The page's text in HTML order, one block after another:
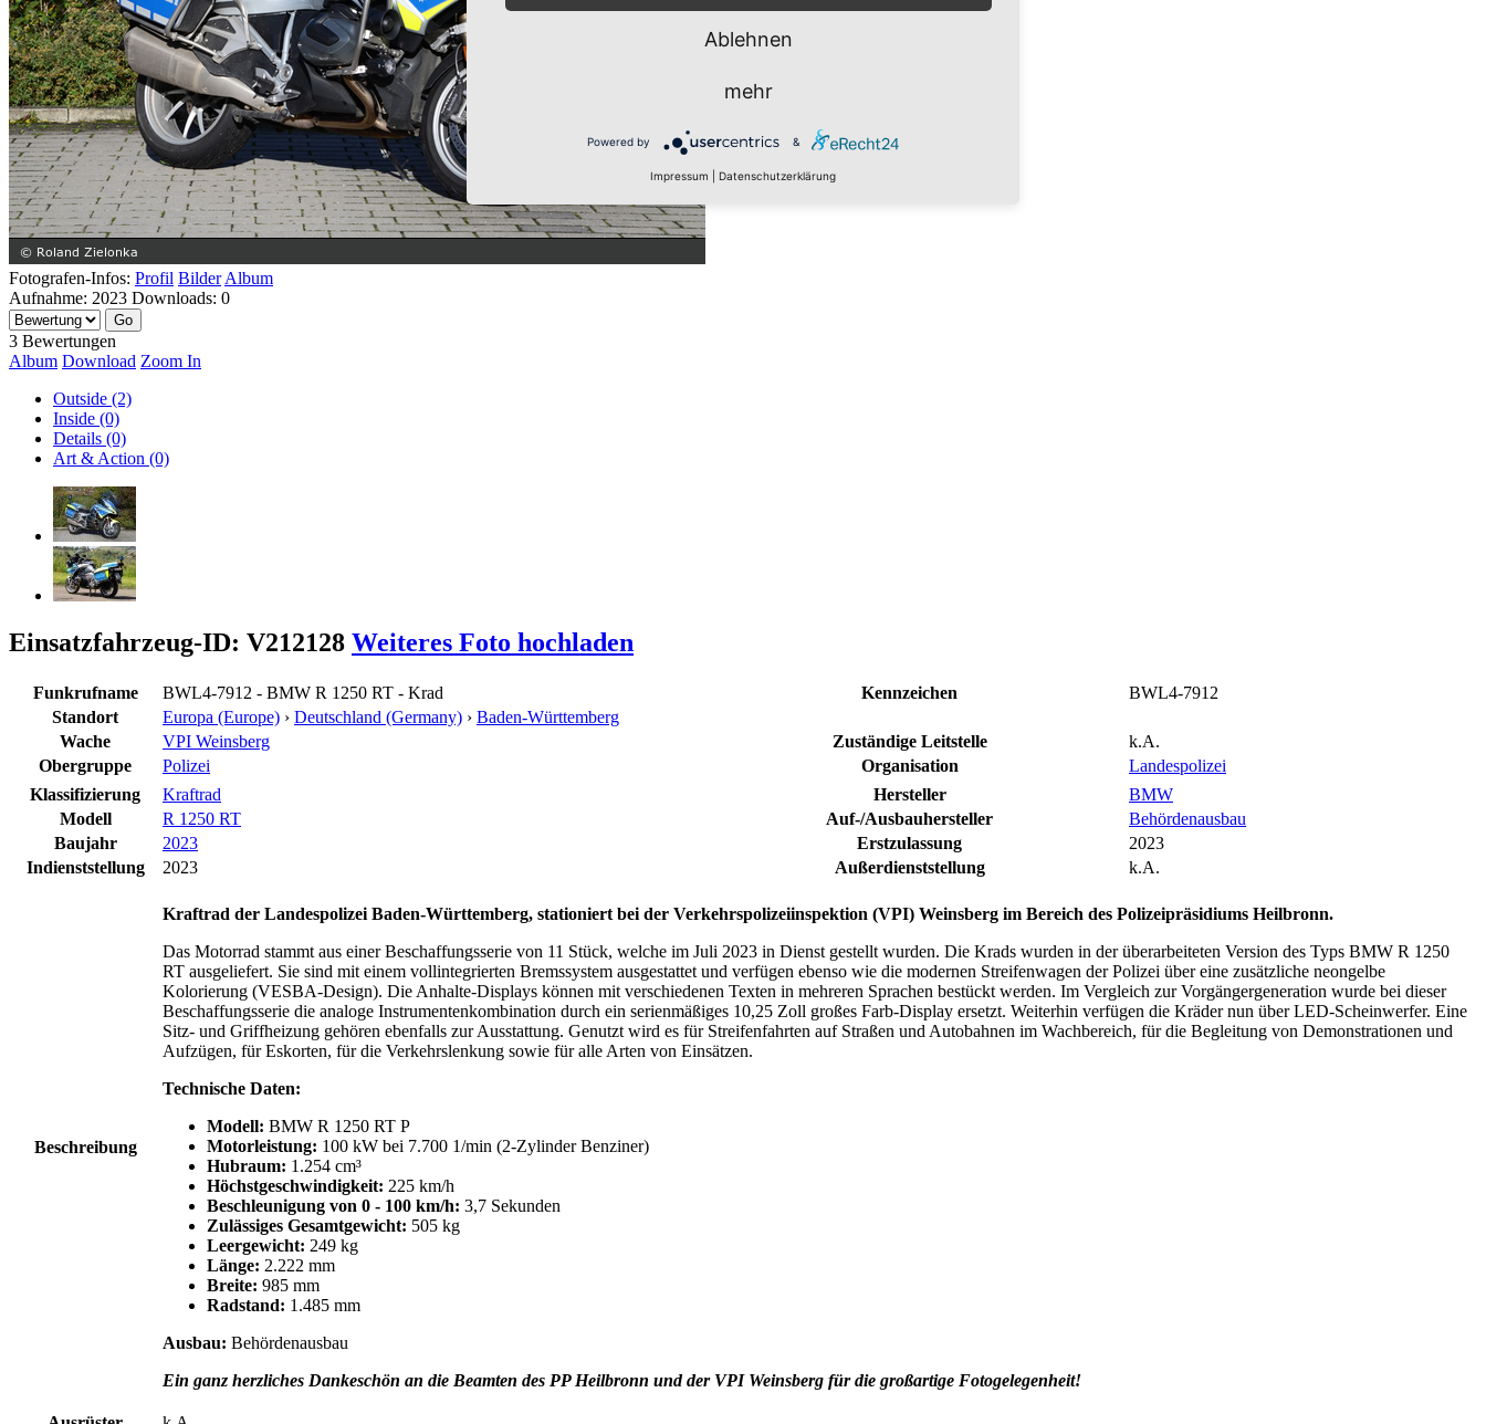
Fotografen-Infos: Profil Bilder Album
Aufnahme: 2023 Downloads: 0
3 Bewertungen
Album Download Zoom In
Outside (2)
Inside (0)
Details (0)
Art & Action (0)
Einsatzfahrzeug-ID: V212128 Weiteres Foto hochladen
Funkrufname BWL4-7912 - BMW R 1250 RT - Krad Kennzeichen
BWL4-7912
Standort
Europa (Europe) › Deutschland (Germany) › Baden-Württemberg
Wache
VPI Weinsberg Zuständige Leitstelle
k.A.
Obergruppe
Polizei Organisation
Landespolizei
Klassifizierung
Kraftrad Hersteller
BMW
Modell
R 1250 RT Auf-/Ausbauhersteller
Behördenausbau
Baujahr
2023 Erstzulassung
2023
Indienststellung
2023 Außerdienststellung k.A.
Beschreibung
Kraftrad der Landespolizei Baden-Württemberg, stationiert bei der Verkehrspolizeiinspektion (VPI) Weinsberg im Bereich des Polizeipräsidiums Heilbronn.
Das Motorrad stammt aus einer Beschaffungsserie von 11 Stück, welche im Juli 2023 in Dienst gestellt wurden. Die Krads wurden in der überarbeiteten Version des Typs BMW R 1250
RT ausgeliefert. Sie sind mit einem vollintegrierten Bremssystem ausgestattet und verfügen ebenso wie die modernen Streifenwagen der Polizei über eine zusätzliche neongelbe
Kolorierung (VESBA-Design). Die Anhalte-Displays können mit verschiedenen Texten in mehreren Sprachen bestückt werden. Im Vergleich zur Vorgängergeneration wurde bei dieser
Beschaffungsserie die analoge Instrumentenkombination durch ein serienmäßiges 10,25 Zoll großes Farb-Display ersetzt. Weiterhin verfügen die Kräder nun über LED-Scheinwerfer. Eine
Sitz- und Griffheizung gehören ebenfalls zur Ausstattung. Genutzt wird es für Streifenfahrten auf Straßen und Autobahnen im Wachbereich, für die Begleitung von Demonstrationen und
Aufzügen, für Eskorten, für die Verkehrslenkung sowie für alle Arten von Einsätzen.
Technische Daten:
Modell: BMW R 1250 RT P
Motorleistung: 100 kW bei 7.700 1/min (2-Zylinder Benziner)
Hubraum: 1.254 cm³
Höchstgeschwindigkeit: 225 km/h
Beschleunigung von 0 - 100 km/h: 3,7 Sekunden
Zulässiges Gesamtgewicht: 505 kg
Leergewicht: 249 kg
Länge: 2.222 mm
Breite: 985 mm
Radstand: 1.485 mm
Ausbau: Behördenausbau
Ein ganz herzliches Dankeschön an die Beamten des PP Heilbronn und der VPI Weinsberg für die großartige Fotogelegenheit!
Ablehnen
mehr
Powered by &
Impressum Datenschutzerklärung